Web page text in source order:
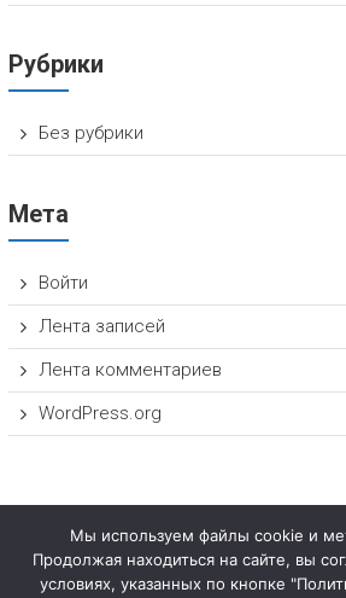
Рубрики
Без рубрики
Мета
Войти
Лента записей
Лента комментариев
WordPress.org
Copyright © 2026НОЦ
Мы используем файлы cookie и
Продолжая находиться на сайте, вы
условиях, указанных по кнопке